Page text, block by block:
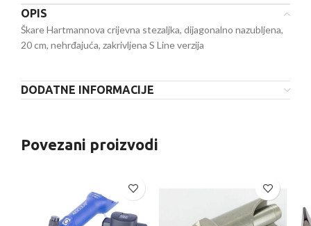
OPIS
Škare Hartmannova crijevna stezaljka, dijagonalno nazubljena,
20 cm, nehrđajuća, zakrivljena S Line verzija
DODATNE INFORMACIJE
Povezani proizvodi